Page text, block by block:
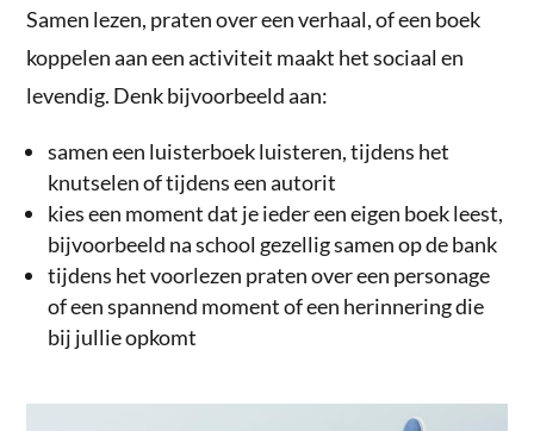
Samen lezen, praten over een verhaal, of een boek
koppelen aan een activiteit maakt het sociaal en
levendig. Denk bijvoorbeeld aan:
samen een luisterboek luisteren, tijdens het
knutselen of tijdens een autorit
kies een moment dat je ieder een eigen boek leest,
bijvoorbeeld na school gezellig samen op de bank
tijdens het voorlezen praten over een personage
of een spannend moment of een herinnering die
bij jullie opkomt